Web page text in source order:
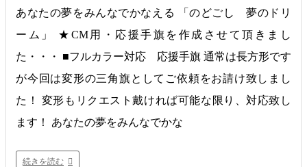
あなたの夢をみんなでかなえる 「のどごし 夢のドリ
ーム」 ★CM用・応援手旗を作成させて頂きまし
た・・・ ■フルカラー対応 応援手旗 通常は長方形です
が今回は変形の三角旗としてご依頼をお請け致しまし
た！ 変形もリクエスト戴ければ可能な限り、対応致し
ます！ あなたの夢をみんなでかな
続きを読む